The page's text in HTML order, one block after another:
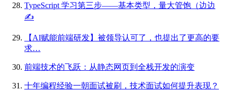
TypeScript 学习第三步——基本类型，量大管饱（边边
✍️
【AI赋能前端研发】被领导认可了，也提出了更高的要
求…
前端技术的飞跃：从静态网页到全栈开发的演变
十年编程经验一朝面试被刷，技术面试如何提升表现？